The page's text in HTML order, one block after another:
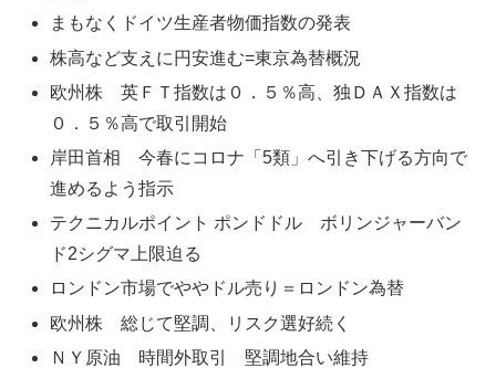
まもなくドイツ生産者物価指数の発表
株高など支えに円安進む=東京為替概況
欧州株 英ＦＴ指数は０．５％高、独ＤＡＸ指数は
０．５％高で取引開始
岸田首相 今春にコロナ「5類」へ引き下げる方向で
進めるよう指示
テクニカルポイント ポンドドル ボリンジャーバン
ド2シグマ上限迫る
ロンドン市場でややドル売り＝ロンドン為替
欧州株 総じて堅調、リスク選好続く
ＮＹ原油 時間外取引 堅調地合い維持